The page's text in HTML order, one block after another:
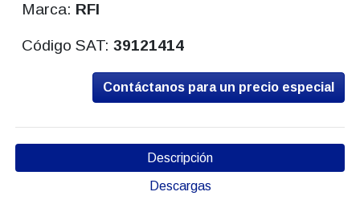
Marca: RFI
Código SAT:39121414
Contáctanos para un precio especial
Descripción
Descargas